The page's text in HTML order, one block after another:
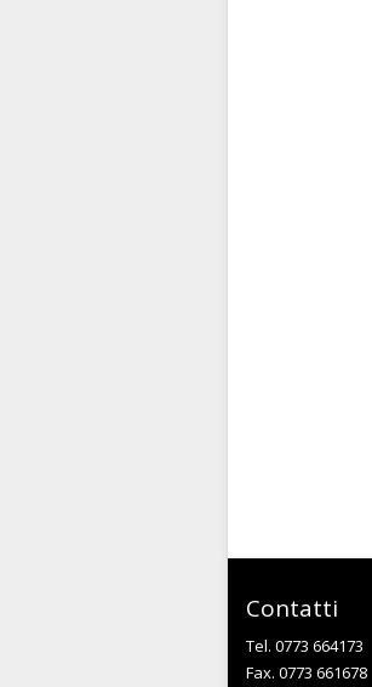
Contatti
Tel. 0773 664173
Fax. 0773 661678